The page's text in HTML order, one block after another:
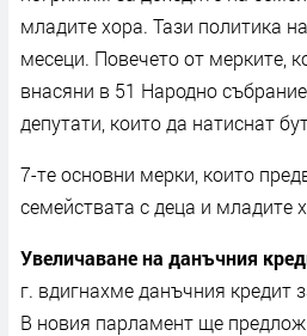
младите хора. Тази политика
месеци. Повечето от мерките,
внасяни в 51 Народно
депутати, които да натиснат
7-те основни мерки, които
семействата с деца и младите
Увеличаване на данъчния
г. вдигнахме данъчния кредит
В новия парламент ще